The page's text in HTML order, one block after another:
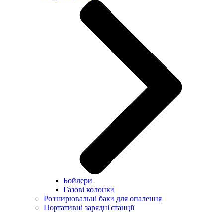
Бойлери
Газові колонки
Розширювальні баки для опалення
Портативні зарядні станції